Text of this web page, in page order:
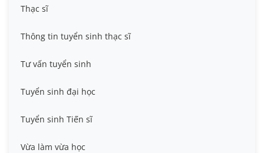
Điểm chuẩn các năm
Thông tin tuyển sinh
Thạc sĩ
Thông tin tuyển sinh thạc sĩ
Tư vấn tuyển sinh
Tuyển sinh đại học
Tuyển sinh Tiến sĩ
Vừa làm vừa học